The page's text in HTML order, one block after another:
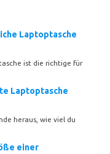
Laptoptasche
ist die richtige für
Laptoptasche
heraus, wie viel du
einer